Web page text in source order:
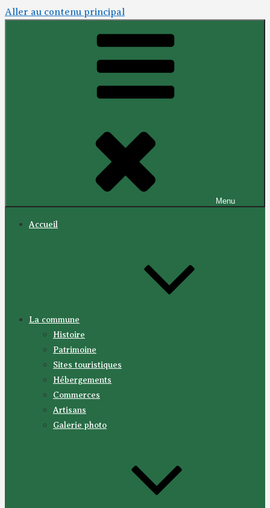
Aller au contenu principal
Menu
Accueil
La commune
Histoire
Patrimoine
Sites touristiques
Hébergements
Commerces
Artisans
Galerie photo